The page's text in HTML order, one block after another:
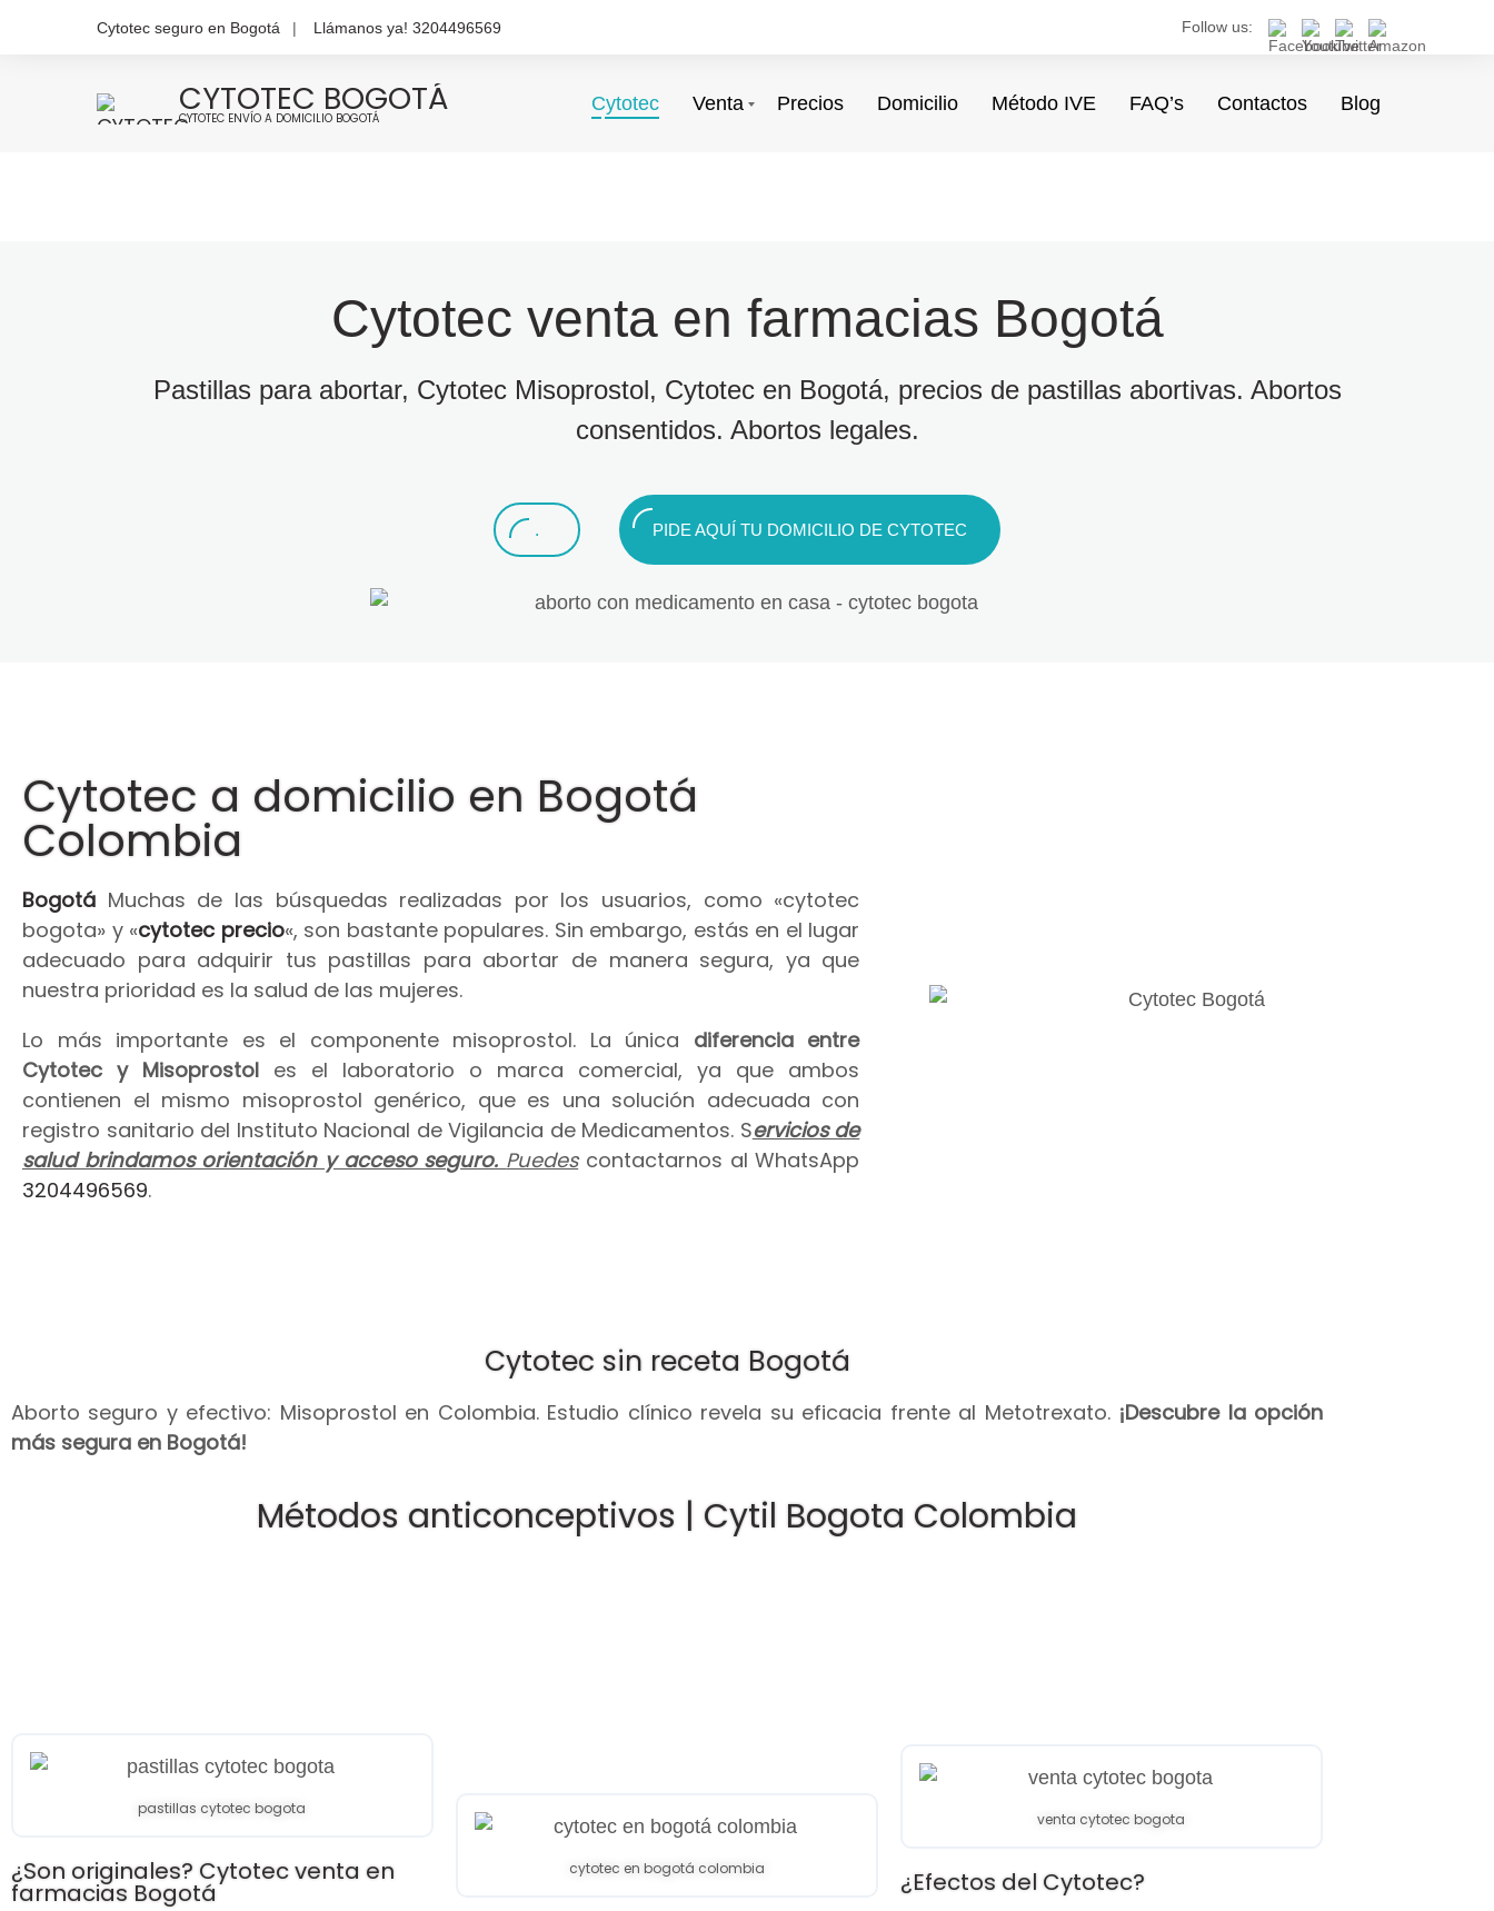
Cytotec seguro en Bogotá Llámanos ya! 3204496569 Follow us:
CYTOTEC BOGOTÁ
CYTOTEC ENVÍO A DOMICILIO BOGOTÁ
Cytotec Venta Precios Domicilio Método IVE FAQ’s Contactos Blog
Cytotec venta en farmacias Bogotá
Pastillas para abortar, Cytotec Misoprostol, Cytotec en Bogotá, precios de pastillas abortivas. Abortos
consentidos. Abortos legales.
. PIDE AQUÍ TU DOMICILIO DE CYTOTEC
Cytotec a domicilio en Bogotá
Colombia
Bogotá Muchas de las búsquedas realizadas por los usuarios, como «cytotec
bogota» y «cytotec precio«, son bastante populares. Sin embargo, estás en el lugar
adecuado para adquirir tus pastillas para abortar de manera segura, ya que
nuestra prioridad es la salud de las mujeres.
Lo más importante es el componente misoprostol. La única diferencia entre
Cytotec y Misoprostol es el laboratorio o marca comercial, ya que ambos
contienen el mismo misoprostol genérico, que es una solución adecuada con
registro sanitario del Instituto Nacional de Vigilancia de Medicamentos. Servicios de
salud brindamos orientación y acceso seguro. Puedescontactarnos al WhatsApp
3204496569.
Cytotec sin receta Bogotá
Aborto seguro y efectivo: Misoprostol en Colombia. Estudio clínico revela su eficacia frente al Metotrexato. ¡Descubre la opción
más segura en Bogotá!
Métodos anticonceptivos | Cytil Bogota Colombia
pastillas cytotec bogota
¿Son originales? Cytotec venta en
farmacias Bogotá
cytotec en bogotá colombia
venta cytotec bogota
¿Efectos del Cytotec?